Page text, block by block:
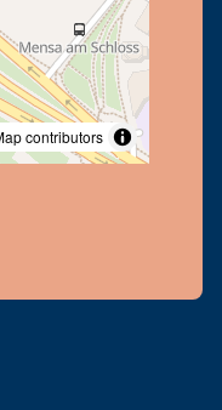
contributors